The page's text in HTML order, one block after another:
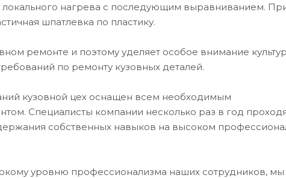
локального нагрева с последующим выравниванием.
шпатлевка по пластику.
ремонте и поэтому уделяет особое внимание
по ремонту кузовных деталей.
кузовной цех оснащен всем необходимым
Специалисты компании несколько раз в год
собственных навыков на высоком
уровню профессионализма наших сотрудников, мы